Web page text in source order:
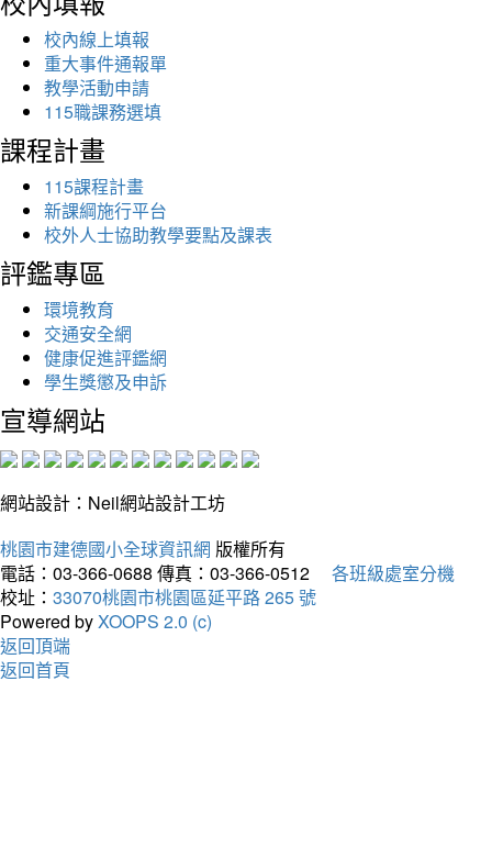
校內線上填報
重大事件通報單
教學活動申請
115職課務選填
課程計畫
115課程計畫
新課綱施行平台
校外人士協助教學要點及課表
評鑑專區
環境教育
交通安全網
健康促進評鑑網
學生獎懲及申訴
宣導網站
網站設計：Neil網站設計工坊
桃園市建德國小全球資訊網 版權所有
電話：03-366-0688 傳真：03-366-0512
各班級處室分機
校址： 33070桃園市桃園區延平路 265 號
Powered byXOOPS 2.0 (c)
返回頂端
返回首頁